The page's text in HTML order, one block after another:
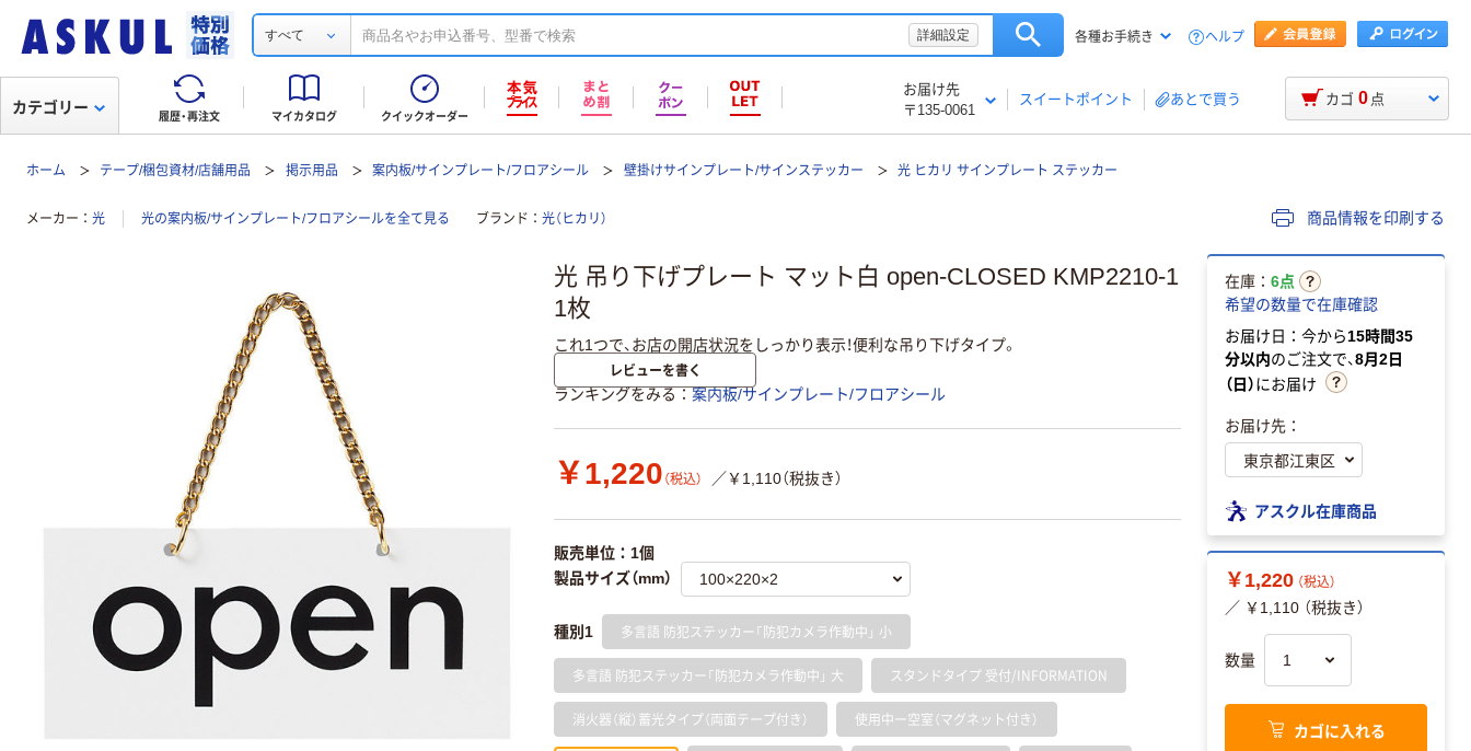
すべて 詳細設定 各種お手続き ヘルプ
履歴・再注文 マイカタログ クイックオーダー
お届け先
〒135-0061
スイートポイント あとで買う
カテゴリー カゴ 0 点
ホーム テープ/梱包資材/店舗用品 掲示用品 案内板/サインプレート/フロアシール 壁掛けサインプレート/サインステッカー 光 ヒカリ サインプレート ステッカー
メーカー 光 光の案内板/サインプレート/フロアシールを全て見る ブランド 光（ヒカリ） 商品情報を印刷する
光 吊り下げプレート マット白 open-CLOSED KMP2210-1
1枚
これ1つで、お店の開店状況をしっかり表示！便利な吊り下げタイプ。
レビューを書く
ランキングをみる 案内板/サインプレート/フロアシール
￥1,220 （税込） ／￥1,110（税抜き）
販売単位：1個
製品サイズ（mm）
種別1 多言語 防犯ステッカー「防犯カメラ作動中」 小
多言語 防犯ステッカー「防犯カメラ作動中」 大 スタンドタイプ 受付/INFORMATION
消火器（縦）蓄光タイプ（両面テープ付き） 使用中ー空室（マグネット付き）
在庫： 6点
希望の数量で在庫確認
お届け日：今から15時間35
分以内のご注文で、8月2日
（日）にお届け
お届け先：
アスクル在庫商品
￥1,220 （税込）
／ ￥1,110 （税抜き）
数量
カゴに入れる